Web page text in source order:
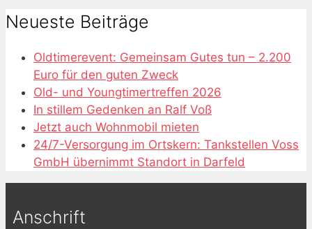
Neueste Beiträge
Oldtimerevent: Gemeinsam Gutes tun – 2.200
Euro für den guten Zweck
Old- und Youngtimertreffen 2026
In stillem Gedenken an Ralf Voß
Jetzt auch Wohnmobil mieten
24/7-Versorgung im Ortskern: Tankstellen Voss
GmbH übernimmt Standort in Darfeld
Anschrift